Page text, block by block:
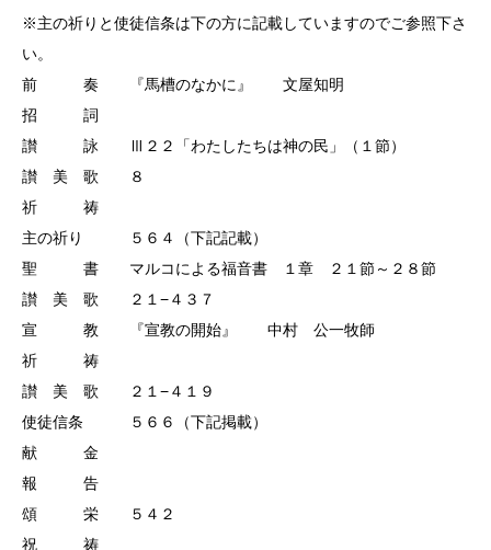
※主の祈りと使徒信条は下の方に記載していますのでご参照下さ
い。
前 奏 『馬槽のなかに』 文屋知明
招 詞
讃 詠 Ⅲ２２「わたしたちは神の民」（１節）
讃 美 歌 ８
祈 祷
主の祈り ５６４（下記記載）
聖 書 マルコによる福音書 １章 ２１節～２８節
讃 美 歌 ２１−４３７
宣 教 『宣教の開始』 中村 公一牧師
祈 祷
讃 美 歌 ２１−４１９
使徒信条 ５６６（下記掲載）
献 金
報 告
頌 栄 ５４２
祝 祷